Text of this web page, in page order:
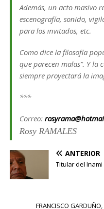
Además, un acto masivo
escenografía, sonido,
para los invitados, etc.
Como dice la filosofía
que parecen malas”. Y la
siempre proyectará la
***
Correo:
Rosy RAMALES
ANTERIOR
Titular del
FRANCISCO